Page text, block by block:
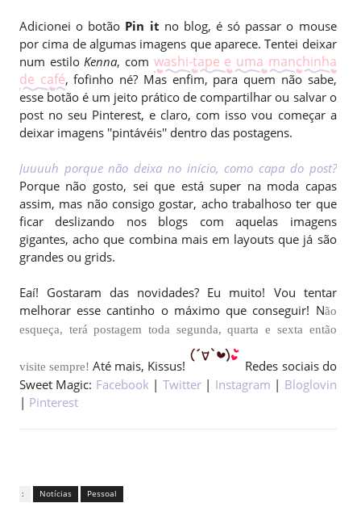
Adicionei o botão Pin it no blog, é só passar o mouse
por cima de algumas imagens que aparece. Tentei deixar
num estiloKenna, com washi-tape e uma manchinha
de café, fofinho né? Mas enfim, para quem não sabe,
esse botão é um jeito prático de compartilhar ou salvar o
post no seu Pinterest, e claro, com isso vou começar a
deixar imagens ''pintávéis'' dentro das postagens.
Juuuuh porque não deixa no início, como capa do post?
Porque não gosto, sei que está super na moda capas
assim, mas não consigo gostar, acho trabalhoso ter que
ficar deslizando nos blogs com aquelas imagens
gigantes, acho que combina mais em layouts que já são
grandes ou grids.
Eaí! Gostaram das novidades? Eu muito! Vou tentar
melhorar esse cantinho o máximo que conseguir! Não
esqueça, terá postagem toda segunda, quarta e sexta então
visite sempre!Até mais, Kissus!
Redes sociais do
Sweet Magic: Facebook| Twitter| Instagram | Bloglovin
| Pinterest
Tags : Notícias Pessoal